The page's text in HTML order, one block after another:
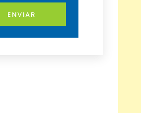
ENVIAR